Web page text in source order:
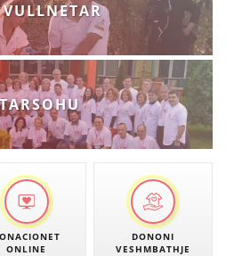
PROJEKTE
PËR KËRKIM
PREVENTIVE
E PARË
ME VULLNETARË
ONLINE
DONONI
VESHMBATHJE